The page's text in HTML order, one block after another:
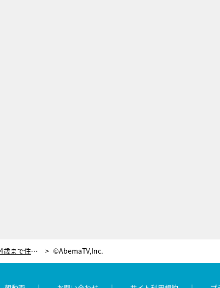
元NHKアナウンサー・中川安奈、14歳まで住んでいた国を明かす「ラテンの血が騒ぐ時が多い」 ©AbemaTV,Inc.